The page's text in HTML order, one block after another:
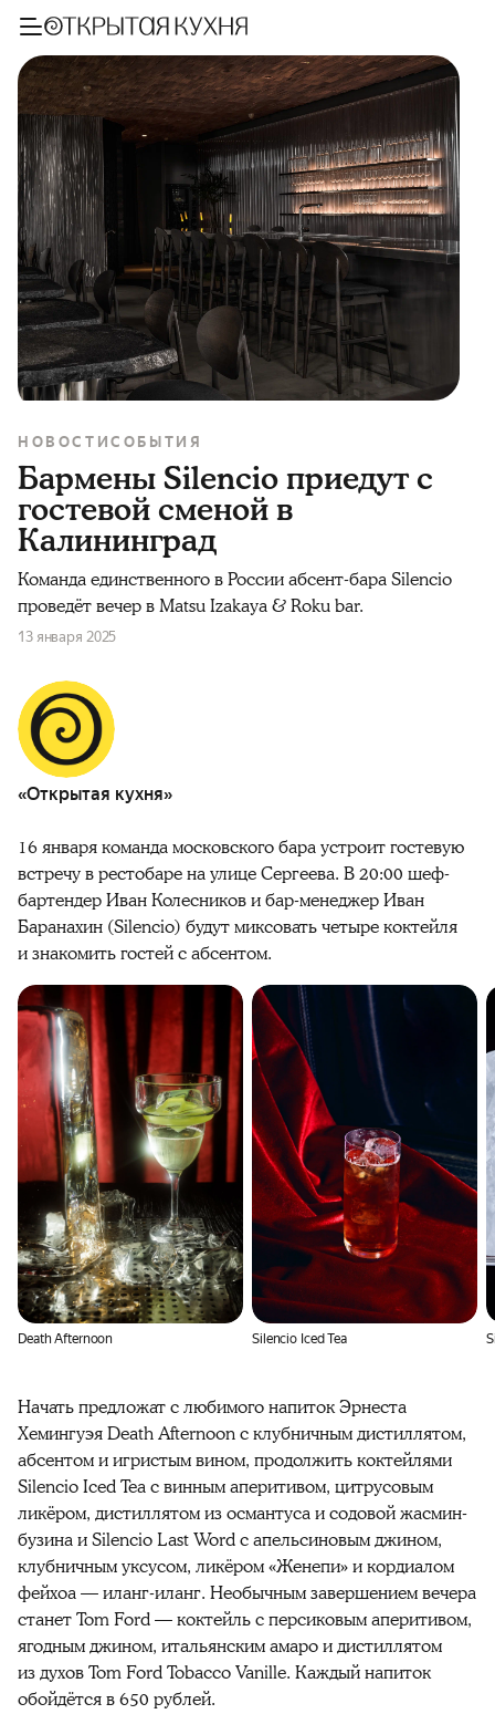
НОВОСТИСОБЫТИЯ
Бармены Silencio приедут с
гостевой сменой в
Калининград
Команда единственного в России абсент-бара Silencio
проведёт вечер в Matsu Izakaya & Roku bar.
13 января 2025
«Открытая кухня»
16 января команда московского бара устроит гостевую
встречу в рестобаре на улице Сергеева. В 20:00 шеф-
бартендер Иван Колесников и бар-менеджер Иван
Баранахин (Silencio) будут миксовать четыре коктейля
и знакомить гостей с абсентом.
Death Afternoon Silencio Iced Tea
Начать предложат с любимого напиток Эрнеста
Хемингуэя Death Afternoon с клубничным дистиллятом,
абсентом и игристым вином, продолжить коктейлями
Silencio Iced Tea с винным аперитивом, цитрусовым
ликёром, дистиллятом из османтуса и содовой жасмин-
бузина и Silencio Last Word с апельсиновым джином,
клубничным уксусом, ликёром «Женепи» и кордиалом
фейхоа — иланг-иланг. Необычным завершением вечера
станет Tom Ford — коктейль с персиковым аперитивом,
ягодным джином, итальянским амаро и дистиллятом
из духов Tom Ford Tobacco Vanille. Каждый напиток
обойдётся в 650 рублей.